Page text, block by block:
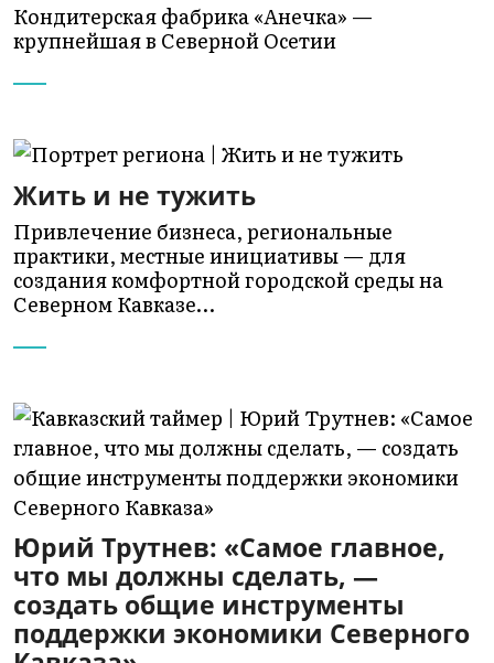
Кондитерская фабрика «Анечка» —
крупнейшая в Северной Осетии
Жить и не тужить
Привлечение бизнеса, региональные
практики, местные инициативы — для
создания комфортной городской среды на
Северном Кавказе…
Юрий Трутнев: «Самое главное,
что мы должны сделать, —
создать общие инструменты
поддержки экономики Северного